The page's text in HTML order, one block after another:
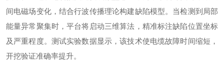
间电磁场变化，结合行波传播理论构建缺陷模型。当检测到局部
能量异常聚集时，平台将启动三维算法，精准标注缺陷位置坐标
及严重程度。 测试实验数据显示，该技术使电缆故障时间缩短，
开挖验证准确率提升。